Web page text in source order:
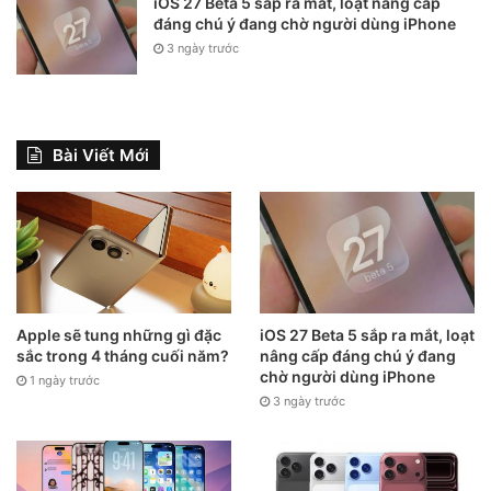
more thing”tuyệt vời!
Apple Glasses
Một sản phẩm khác dường như đang được Apple phát triển
là Apple Glasses, hay ngắn gọn là Apple Glass – cặp kính
tin trên mắt kính, gần giống Google Glass.
đáng chú ý đang chờ người dùng iPhone
3 ngày trước
Bài Viết Mới
Apple sẽ tung những gì đặc
sắc trong 4 tháng cuối năm?
1 ngày trước
iOS 27 Beta 5 sắp ra mắt, loạt
nâng cấp đáng chú ý đang
chờ người dùng iPhone
3 ngày trước